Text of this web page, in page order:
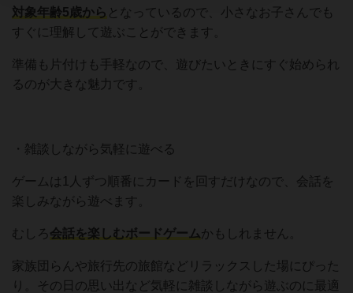
対象年齢5歳から となっているので、小さなお子さんでも
すぐに理解して遊ぶことができます。
準備も片付けも手軽なので、遊びたいときにすぐ始められ
るのが大きな魅力です。
・雑談しながら気軽に遊べる
ゲームは1人ずつ順番にカードを回すだけなので、会話を
楽しみながら遊べます。
むしろ 会話を楽しむボードゲームかもしれません。
家族団らんや旅行先の旅館などリラックスした場にぴった
り。その日の思い出など気軽に雑談しながら遊ぶのに最適